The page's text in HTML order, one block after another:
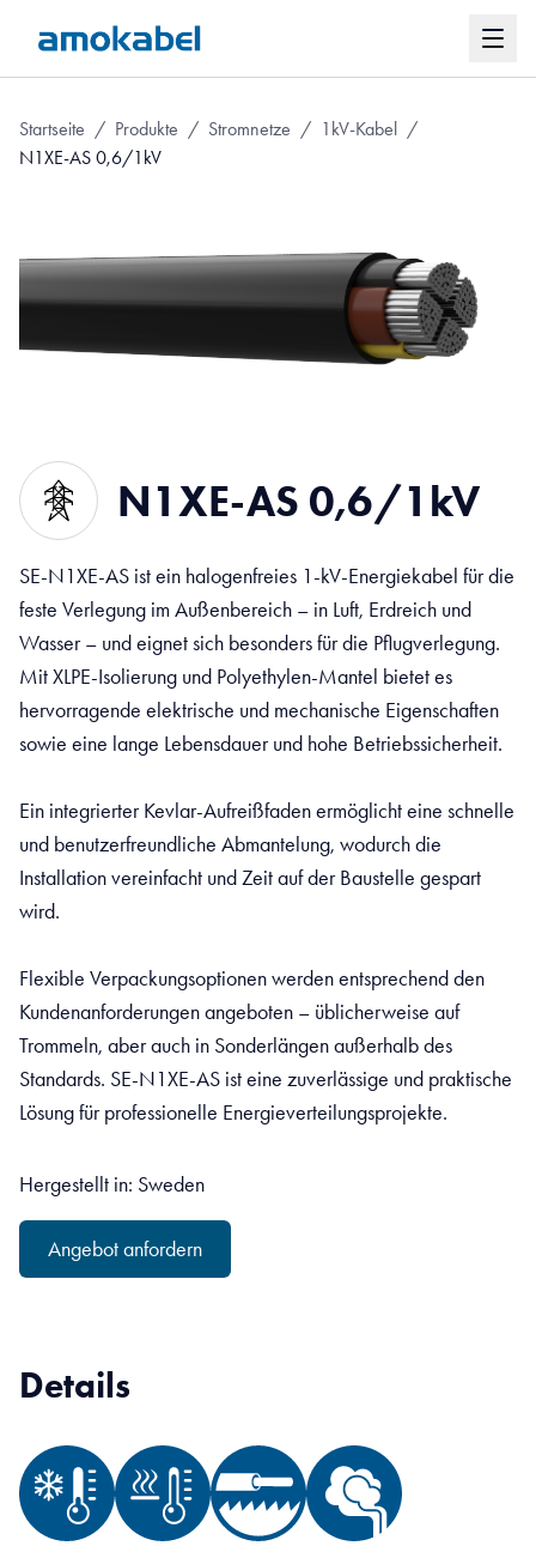
Startseite / Produkte / Stromnetze / 1kV-Kabel /
N1XE-AS 0,6/1kV
N1XE-AS 0,6/1kV
SE-N1XE-AS ist ein halogenfreies 1-kV-Energiekabel für die
feste Verlegung im Außenbereich – in Luft, Erdreich und
Wasser – und eignet sich besonders für die Pflugverlegung.
Mit XLPE-Isolierung und Polyethylen-Mantel bietet es
hervorragende elektrische und mechanische Eigenschaften
sowie eine lange Lebensdauer und hohe Betriebssicherheit.
Ein integrierter Kevlar-Aufreißfaden ermöglicht eine schnelle
und benutzerfreundliche Abmantelung, wodurch die
Installation vereinfacht und Zeit auf der Baustelle gespart
wird.
Flexible Verpackungsoptionen werden entsprechend den
Kundenanforderungen angeboten – üblicherweise auf
Trommeln, aber auch in Sonderlängen außerhalb des
Standards. SE-N1XE-AS ist eine zuverlässige und praktische
Lösung für professionelle Energieverteilungsprojekte.
Hergestellt in: Sweden
Angebot anfordern
Details